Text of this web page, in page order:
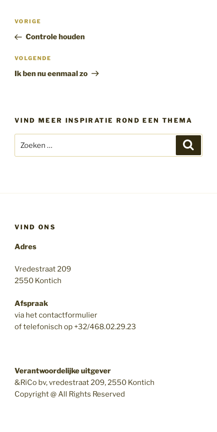
Bericht
Vorig
bericht
VORIGE
Controle houden
Volgend
bericht
VOLGENDE
Ik ben nu eenmaal zo
VIND MEER INSPIRATIE ROND EEN THEMA
naar:
VIND ONS
Adres
Vredestraat 209
2550 Kontich
Afspraak
via het contactformulier
of telefonisch op +32/468.02.29.23
Verantwoordelijke uitgever
&RiCo bv, vredestraat 209, 2550 Kontich
Copyright @ All Rights Reserved